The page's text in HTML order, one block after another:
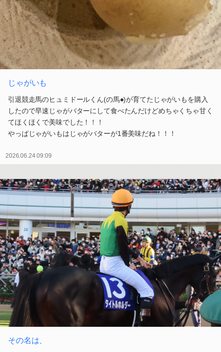
じゃがいも
引退競走馬のヒュミドールくん(の馬●)が育てたじゃがいもを購入
したので早速じゃがバターにして食べたんだけどめちゃくちゃ甘く
てほくほくで美味でした！！！
やっぱじゃがいもはじゃがバターが1番美味だね！！！
2026.06.24 09:09
その名は、